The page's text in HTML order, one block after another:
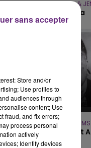
10h00 -
LE TICKET
TAME IMPALA &
Dracula
TEDDY SWIMS
Mr Know It
Store and/or
Use profiles to
audiences through
content; Use
fraud, and fix errors;
process personal
actively
Identify devices
sans accepter